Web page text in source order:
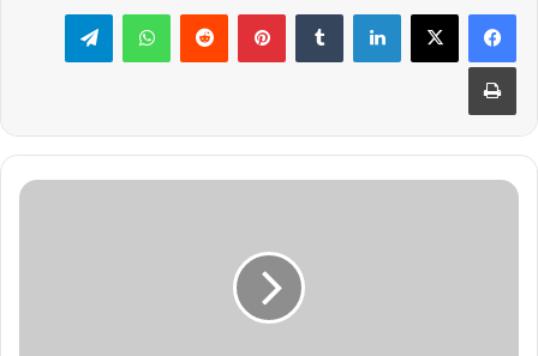
لینکدین ‫تامبلر پینترست‫رددیت واتس آپ تلگرام
چاپ
کامپوزیت